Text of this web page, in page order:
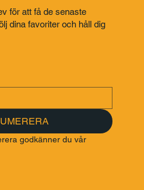
för att få de senaste
dina favoriter och håll dig
godkänner du vår